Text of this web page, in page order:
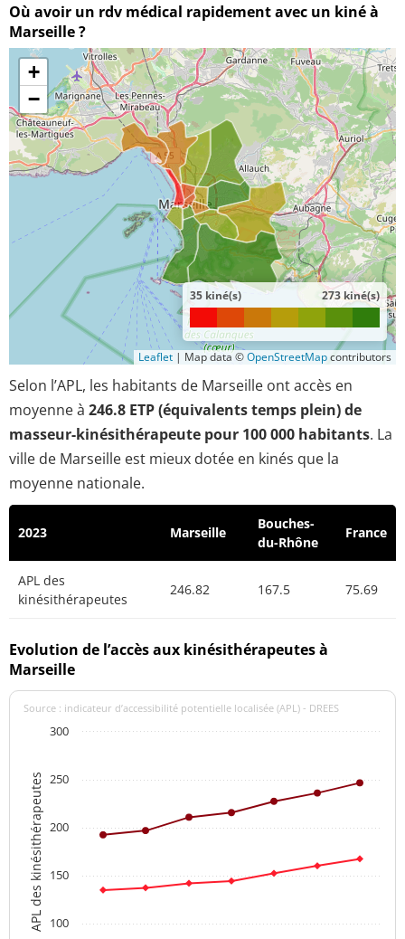
Où avoir un rdv médical rapidement avec un kiné à
Marseille ?
+
−
35 kiné(s) 273 kiné(s)
Leaflet | Map data ©OpenStreetMapcontributors
Selon l’APL, les habitants de Marseille ont accès en
moyenne à 246.8 ETP (équivalents temps plein) de
masseur-kinésithérapeute pour 100 000 habitants. La
ville de Marseille est mieux dotée en kinés que la
moyenne nationale.
2023 Marseille
Bouches-
du-Rhône
France
APL des
kinésithérapeutes
246.82 167.5 75.69
Evolution de l’accès aux kinésithérapeutes à
Marseille
APL des kinésithérapeutes
Source : indicateur d’accessibilité potentielle localisée (APL) - DREES
100
150
200
250
300